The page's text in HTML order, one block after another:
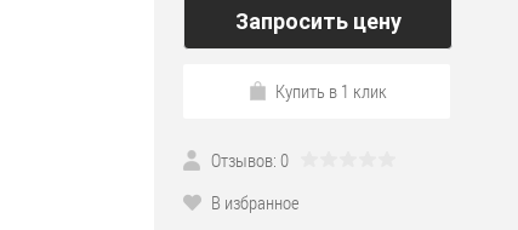
Запросить цену
Купить в 1 клик
Отзывов: 0
В избранное